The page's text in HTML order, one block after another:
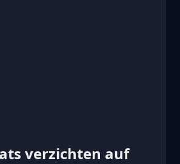
verzichten auf